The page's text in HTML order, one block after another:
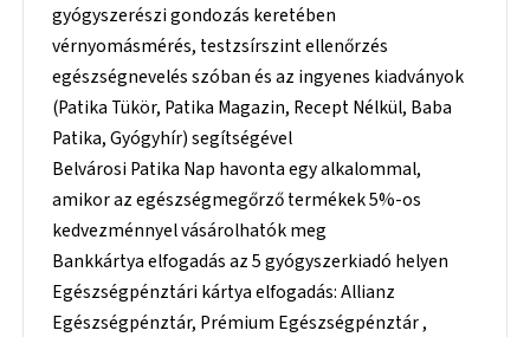
gyógyszerészi gondozás keretében
vérnyomásmérés, testzsírszint ellenőrzés
egészségnevelés szóban és az ingyenes kiadványok
(Patika Tükör, Patika Magazin, Recept Nélkül, Baba
Patika, Gyógyhír) segítségével
Belvárosi Patika Nap havonta egy alkalommal,
amikor az egészségmegőrző termékek 5%-os
kedvezménnyel vásárolhatók meg
Bankkártya elfogadás az 5 gyógyszerkiadó helyen
Egészségpénztári kártya elfogadás: Allianz
Egészségpénztár, Prémium Egészségpénztár ,